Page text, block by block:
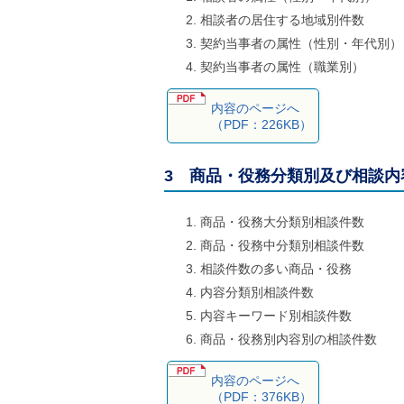
相談者の居住する地域別件数
契約当事者の属性（性別・年代別）
契約当事者の属性（職業別）
内容のページへ
（PDF：226KB）
3 商品・役務分類別及び相談内
商品・役務大分類別相談件数
商品・役務中分類別相談件数
相談件数の多い商品・役務
内容分類別相談件数
内容キーワード別相談件数
商品・役務別内容別の相談件数
内容のページへ
（PDF：376KB）